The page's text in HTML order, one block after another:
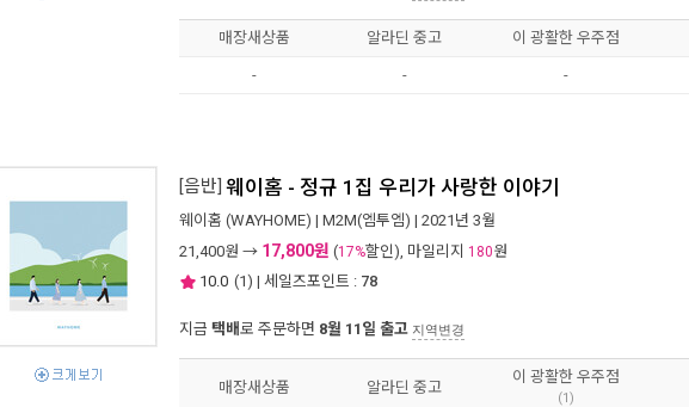
매장새상품 알라딘 중고 이 광활한 우주점
- - -
[음반] 웨이홈 - 정규 1집 우리가 사랑한 이야기
웨이홈 (WAYHOME) | M2M(엠투엠) | 2021년 3월
21,400원 → 17,800원 (17%할인), 마일리지 180원
10.0 (1) | 세일즈포인트 : 78
지금 택배로 주문하면 8월 11일 출고 지역변경
매장새상품 알라딘 중고
이 광활한 우주점
(1)